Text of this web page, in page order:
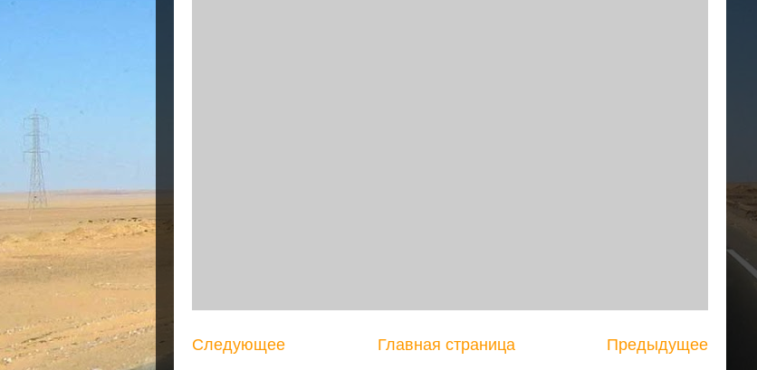
Следующее Предыдущее
Главная страница